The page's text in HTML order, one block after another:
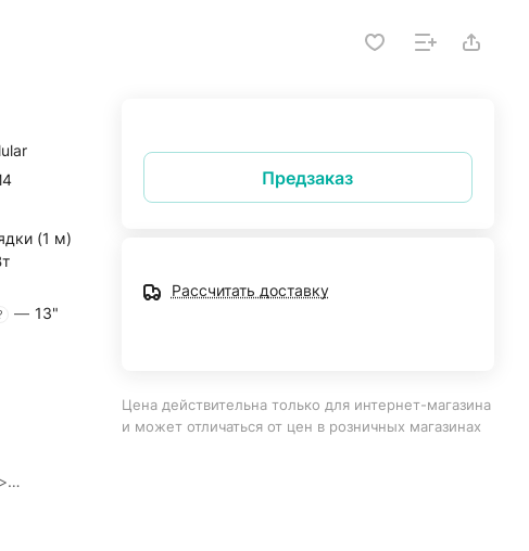
(1 м)
— 13"
Предзаказ
Рассчитать доставку
Цена действительна только для интернет-магазина
и может отличаться от цен в розничных магазинах